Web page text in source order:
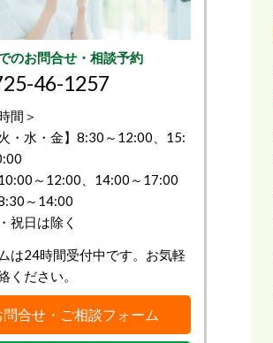
のお問合せ・相談予約
46-1257
間＞
火・水・金】8:30～12:00、15:
10:00～12:00、14:00～17:00
8:30～14:00
祝日は除く
は24時間受付中です。お気軽
ください。
問合せ・ご相談フォーム